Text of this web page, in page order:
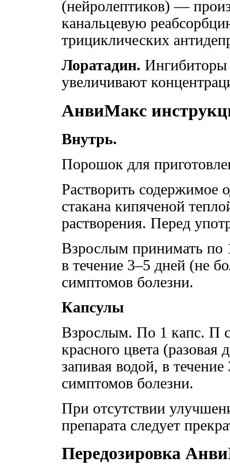
(нейролептиков) —
канальцевую
трициклических
Лоратадин.
увеличивают
АнвиМакс
Внутрь.
Порошок для
Растворить содержимое
стакана кипяченой
растворения. Перед
Взрослым принимать по
в течение 3–5 дней (не
симптомов болезни.
Капсулы
Взрослым. По 1 капс. П
красного цвета (разовая
запивая водой, в
симптомов болезни.
При отсутствии
препарата следует
Передозировка